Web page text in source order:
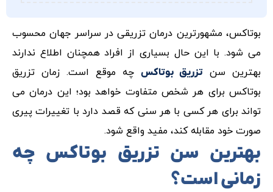
بوتاکس، مشهورترین درمان تزریقی در سراسر جهان محسوب
می شود. با این حال بسیاری از افراد همچنان اطلاع ندارند
بهترین سن تزریق بوتاکس چه موقع است. زمان تزریق
بوتاکس برای هر شخص متفاوت خواهد بود؛ این درمان می
تواند برای هر کسی با هر سنی که قصد دارد با تغییرات پیری
صورت خود مقابله کند، مفید واقع شود.
بهترین سن تزریق بوتاکس چه
زمانی است؟